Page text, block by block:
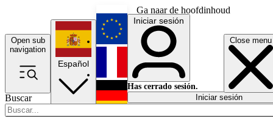
Ga naar de hoofdinhoud
Open sub
navigation
Close menu
Buscar
Español
English
Français
Iniciar sesión
Has cerrado sesión.
Iniciar sesión